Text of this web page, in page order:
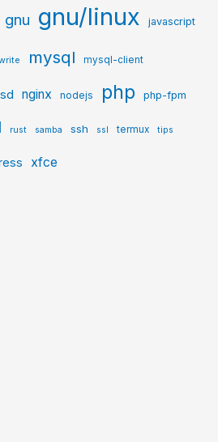
gnu gnu/linux javascript
mysql mysql-client
nginx nodejs php php-fpm
rust samba ssh ssl termux tips
xfce